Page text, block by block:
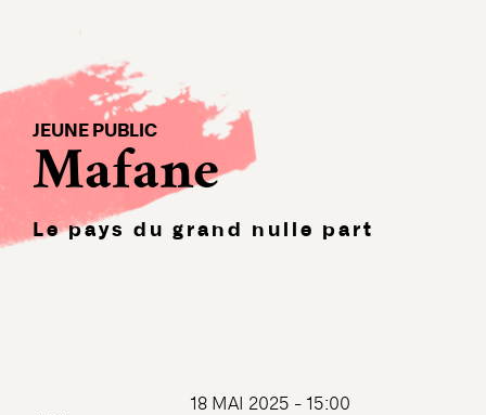
JEUNE PUBLIC
Mafane
Le pays du grand nulle part
18 MAI 2025 - 15:00